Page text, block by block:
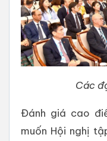
Các
Đánh giá cao
muốn Hội nghị